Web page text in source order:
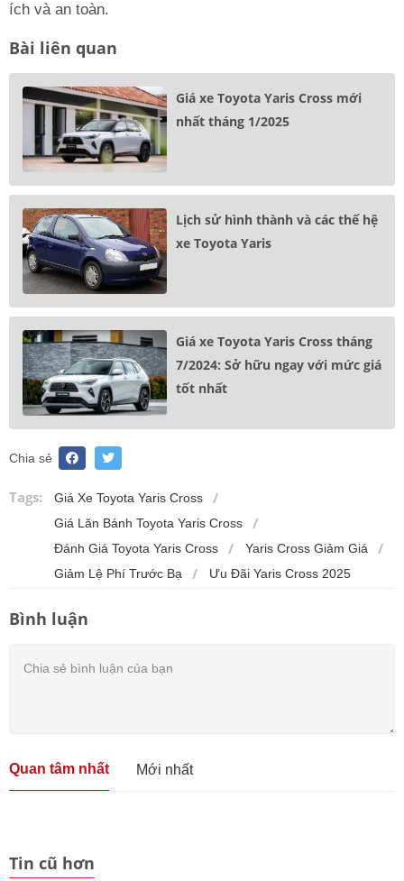
ích và an toàn.
Bài liên quan
Giá xe Toyota Yaris Cross mới
nhất tháng 1/2025
Lịch sử hình thành và các thế hệ
xe Toyota Yaris
Giá xe Toyota Yaris Cross tháng
7/2024: Sở hữu ngay với mức giá
tốt nhất
Chia sẻ
Tags:
Giá Xe Toyota Yaris Cross
Giá Lăn Bánh Toyota Yaris Cross
Đánh Giá Toyota Yaris Cross
Yaris Cross Giảm Giá
Giảm Lệ Phí Trước Bạ
Ưu Đãi Yaris Cross 2025
Bình luận
Quan tâm nhất Mới nhất
Tin cũ hơn